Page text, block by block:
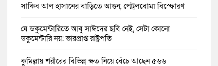
সাকিব আল হাসানের বাড়িতে আগুন, পেট্রলবোমা বিস্ফোরণ
যে ডকুমেন্টারিতে আবু সাঈদের ছবি নেই, সেটা কোনো
ডকুমেন্টারি নয়: ভারপ্রাপ্ত রাষ্ট্রপতি
কুমিল্লায় শরীরের বিভিন্ন ক্ষত নিয়ে বেঁচে আছেন ৫৬৬